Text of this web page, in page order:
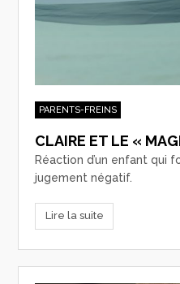
PARENTS-FREINS
CLAIRE ET LE «
Réaction d’un enfant qui
jugement négatif.
Lire la suite